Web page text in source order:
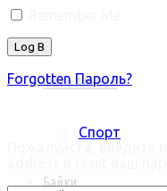
Фото.Альбом
Спорт
Байки
Forgotten Пароль?